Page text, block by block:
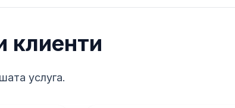
клиенти
услуга.